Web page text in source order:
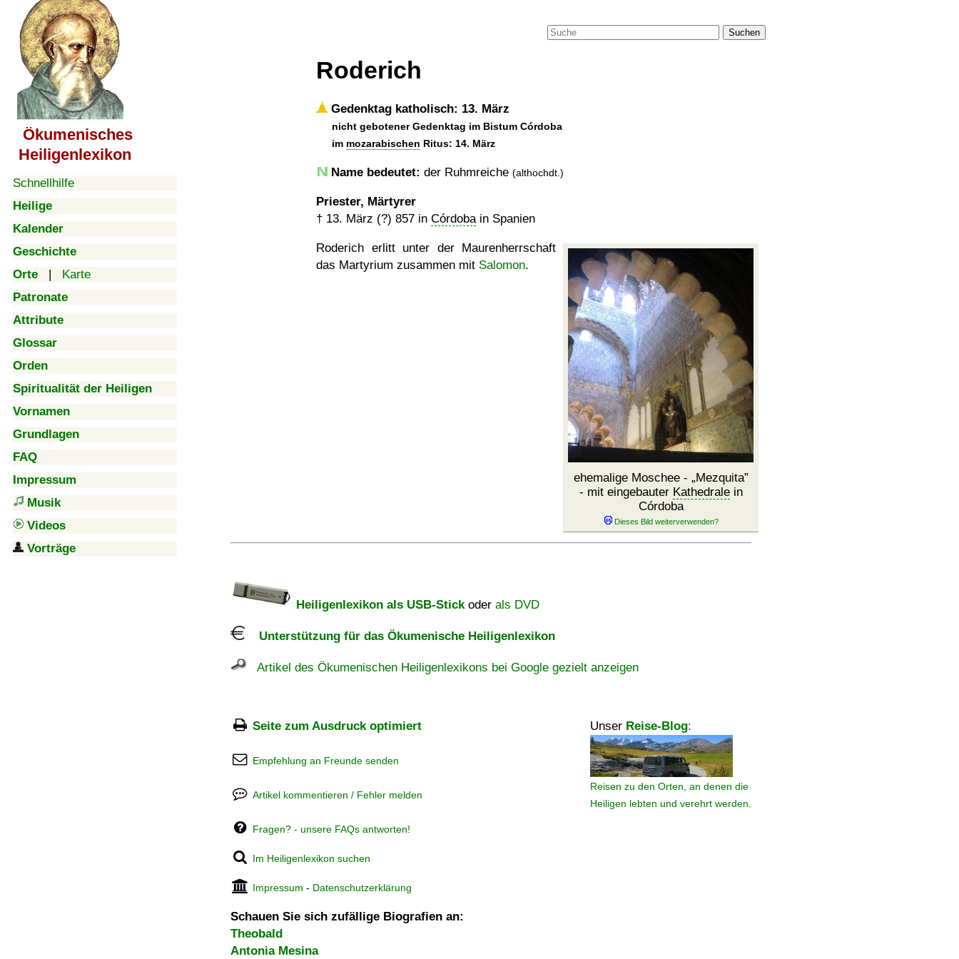
Ökumenisches
Heiligenlexikon
Schnellhilfe
Heilige
Kalender
Geschichte
Orte | Karte
Patronate
Attribute
Glossar
Orden
Spiritualität der Heiligen
Vornamen
Grundlagen
FAQ
Impressum
Musik
Videos
Vorträge
Suchen
Roderich
Gedenktag katholisch: 13. März
nicht gebotener Gedenktag im Bistum Córdoba
im mozarabischen Ritus: 14. März
Name bedeutet: der Ruhmreiche (althochdt.)
Priester, Märtyrer
† 13. März (?) 857 in Córdobain Spanien
ehemalige Moschee -
Mezquita
- mit eingebauter Kathedralein
Córdoba
Roderich erlitt unter der Maurenherrschaft
das Martyrium zusammen mit Salomon.
Heiligenlexikon als USB-Stickoder als DVD
Unterstützung für das Ökumenische Heiligenlexikon
Artikel des Ökumenischen Heiligenlexikons bei Google gezielt anzeigen
Seite zum Ausdruck optimiert Unser Reise-Blog:
Reisen zu den Orten, an denen die
Heiligen lebten und verehrt werden.
Empfehlung an Freunde senden
Artikel kommentieren / Fehler melden
Fragen? - unsere FAQs antworten!
Im Heiligenlexikon suchen
Impressum - Datenschutzerklärung
Schauen Sie sich zufällige Biografien an:
Theobald
Antonia Mesina